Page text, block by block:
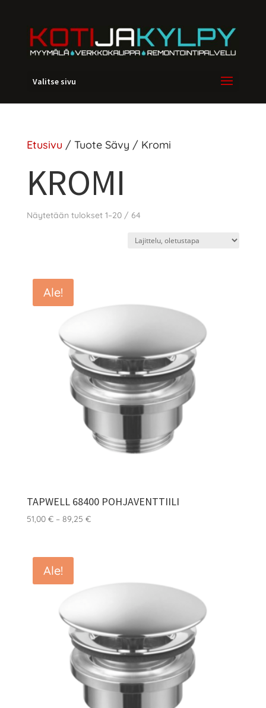
Valitse sivu
Etusivu / Tuote Sävy / Kromi
KROMI
Näytetään tulokset 1–20 / 64
Ale!
TAPWELL 68400 POHJAVENTTIILI
51,00 € – 89,25 €Hintaluokka:
Ale!